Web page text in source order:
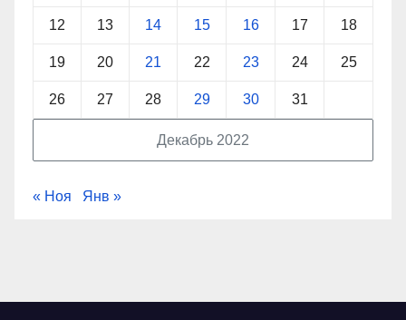
Декабрь 2022
12 13 14 15 16 17 18
19 20 21 22 23 24 25
26 27 28 29 30 31
« Ноя Янв »